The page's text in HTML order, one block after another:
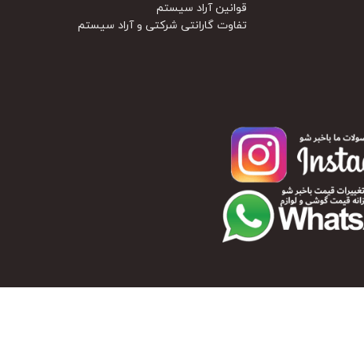
قوانین آراد سیستم
تفاوت گارانتی شرکتی و آراد سیستم